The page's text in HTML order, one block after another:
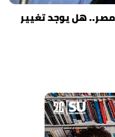
مصر.. هل يوجد تغيير